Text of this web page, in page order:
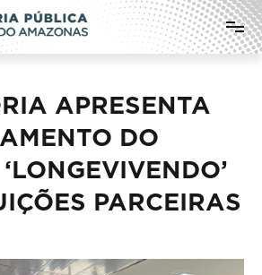
do Estado do
APRESENTA
DO
PARCEIRAS